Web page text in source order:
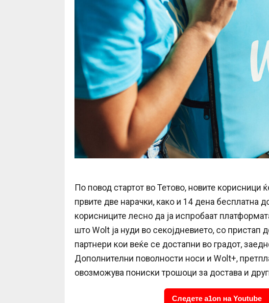
По повод стартот во Тетово, новите корисници
првите две нарачки, како и 14 дена бесплатна
корисниците лесно да ја испробаат
што Wolt ја нуди во секојдневието, со
партнери кои веќе се достапни во градот,
Дополнителни поволности носи и Wolt+,
овозможува пониски трошоци за достава и
Следете a1on на Youtube